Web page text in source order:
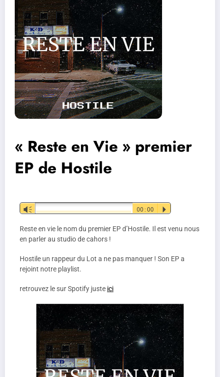
« Reste en Vie » premier
EP de Hostile
Lecteur
audio
Vm 00:00 P
Reste en vie le nom du premier EP d’Hostile. Il est venu nous
en parler au studio de cahors !
Hostile un rappeur du Lot a ne pas manquer ! Son EP a
rejoint notre playlist.
retrouvez le sur Spotify juste ici